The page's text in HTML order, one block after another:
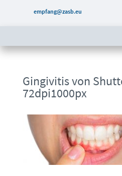
empfang@zasb.eu
Gingivitis von
72dpi1000px